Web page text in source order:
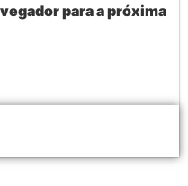
para a próxima